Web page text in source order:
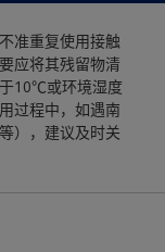
准重复使用接触
应将其残留物清
10℃或环境湿度
过程中，如遇南
），建议及时关